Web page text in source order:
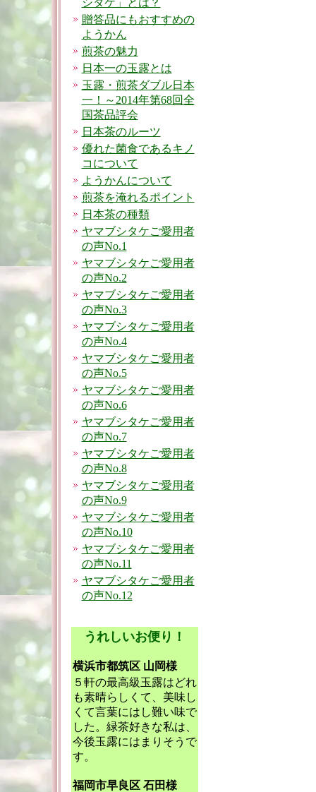
シタケ」とは？
贈答品にもおすすめの
ようかん
煎茶の魅力
日本一の玉露とは
玉露・煎茶ダブル日本
一！～2014年第68回全
国茶品評会
日本茶のルーツ
優れた菌食であるキノ
コについて
ようかんについて
煎茶を淹れるポイント
日本茶の種類
ヤマブシタケご愛用者
の声No.1
ヤマブシタケご愛用者
の声No.2
ヤマブシタケご愛用者
の声No.3
ヤマブシタケご愛用者
の声No.4
ヤマブシタケご愛用者
の声No.5
ヤマブシタケご愛用者
の声No.6
ヤマブシタケご愛用者
の声No.7
ヤマブシタケご愛用者
の声No.8
ヤマブシタケご愛用者
の声No.9
ヤマブシタケご愛用者
の声No.10
ヤマブシタケご愛用者
の声No.11
ヤマブシタケご愛用者
の声No.12
うれしいお便り！
横浜市都筑区 山岡様
５軒の最高級玉露はどれ
も素晴らしくて、美味し
くて言葉にはし難い味で
した。緑茶好きな私は、
今後玉露にはまりそうで
す。
福岡市早良区 石田様